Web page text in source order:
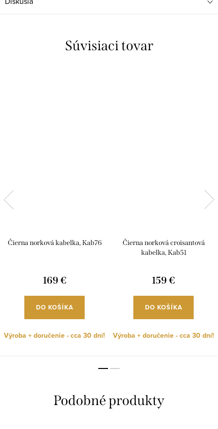
Súvisiaci tovar
Čierna norková kabelka, Kab76
169 €
DO KOŠÍKA
Výroba + doručenie - cca 30 dní!
Čierna norková croisantová
kabelka, Kab51
159 €
DO KOŠÍKA
Výroba + doručenie - cca 30 dní!